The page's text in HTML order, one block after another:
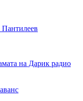
Пантилеев
на Дарик радио